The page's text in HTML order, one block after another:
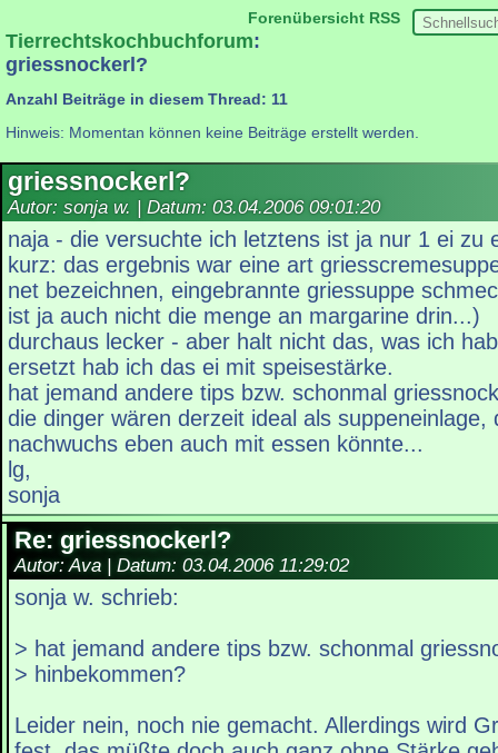
Forenübersicht RSS
Tierrechtskochbuchforum:
griessnockerl?
Anzahl Beiträge in diesem Thread: 11
Hinweis: Momentan können keine Beiträge erstellt werden.
griessnockerl?
Autor: sonja w. | Datum: 03.04.2006 09:01:20
naja - die versuchte ich letztens ist ja nur 1 ei zu
kurz: das ergebnis war eine art
net bezeichnen, eingebrannte griessuppe
ist ja auch nicht die menge an margarine drin...)
durchaus lecker - aber halt nicht das, was ich
ersetzt hab ich das ei mit speisestärke.
hat jemand andere tips bzw. schonmal
die dinger wären derzeit ideal als suppeneinlage,
nachwuchs eben auch mit essen könnte...
lg,
sonja
Re: griessnockerl?
Autor: Ava | Datum: 03.04.2006 11:29:02
sonja w. schrieb:
> hat jemand andere tips bzw. schonmal
> hinbekommen?
Leider nein, noch nie gemacht. Allerdings wird